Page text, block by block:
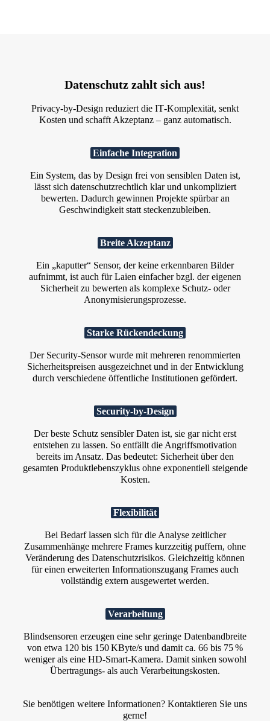
Datenschutz zahlt sich aus!
Privacy‑by‑Design reduziert die IT‑Komplexität, senkt
Kosten und schafft Akzeptanz – ganz automatisch.
Einfache Integration
Ein System, das by Design frei von sensiblen Daten ist,
lässt sich datenschutz­rechtlich klar und unkompliziert
bewerten. Dadurch gewinnen Projekte spürbar an
Geschwindigkeit statt steckenzubleiben.
Breite Akzeptanz
Ein „kaputter“ Sensor, der keine erkennbaren Bilder
aufnimmt, ist auch für Laien einfacher bzgl. der eigenen
Sicherheit zu bewerten als komplexe Schutz- oder
Anonymisierungsprozesse.
Starke Rückendeckung
Der Security‑Sensor wurde mit mehreren renommierten
Sicherheitspreisen ausgezeichnet und in der Entwicklung
durch verschiedene öffentliche Institutionen gefördert.
Security-by-Design
Der beste Schutz sensibler Daten ist, sie gar nicht erst
entstehen zu lassen. So entfällt die Angriffs­motivation
bereits im Ansatz. Das bedeutet: Sicherheit über den
gesamten Produktlebenszyklus ohne exponentiell steigende
Kosten.
Flexibilität
Bei Bedarf lassen sich für die Analyse zeitlicher
Zusammenhänge mehrere Frames kurzzeitig puffern, ohne
Veränderung des Datenschutzrisikos. Gleichzeitig können
für einen erweiterten Informationszugang Frames auch
vollständig extern ausgewertet werden.
Verarbeitung
Blindsensoren erzeugen eine sehr geringe Datenbandbreite
von etwa 120 bis 150 KByte/s und damit ca. 66 bis 75 %
weniger als eine HD‑Smart‑Kamera. Damit sinken sowohl
Übertragungs‑ als auch Verarbeitungskosten.
Sie benötigen weitere Informationen? Kontaktieren Sie uns
gerne!